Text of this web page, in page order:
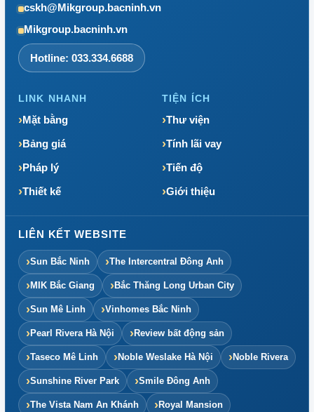
cskh@Mikgroup.bacninh.vn
Mikgroup.bacninh.vn
Hotline: 033.334.6688
LINK NHANH
Mặt bằng
Bảng giá
Pháp lý
Thiết kế
TIỆN ÍCH
Thư viện
Tính lãi vay
Tiến độ
Giới thiệu
LIÊN KẾT WEBSITE
Sun Bắc Ninh The Intercentral Đông Anh
MIK Bắc Giang Bắc Thăng Long Urban City
Sun Mê Linh Vinhomes Bắc Ninh
Pearl Rivera Hà Nội Review bất động sản
Taseco Mê Linh Noble Weslake Hà Nội Noble Rivera
Sunshine River Park Smile Đông Anh
The Vista Nam An Khánh Royal Mansion